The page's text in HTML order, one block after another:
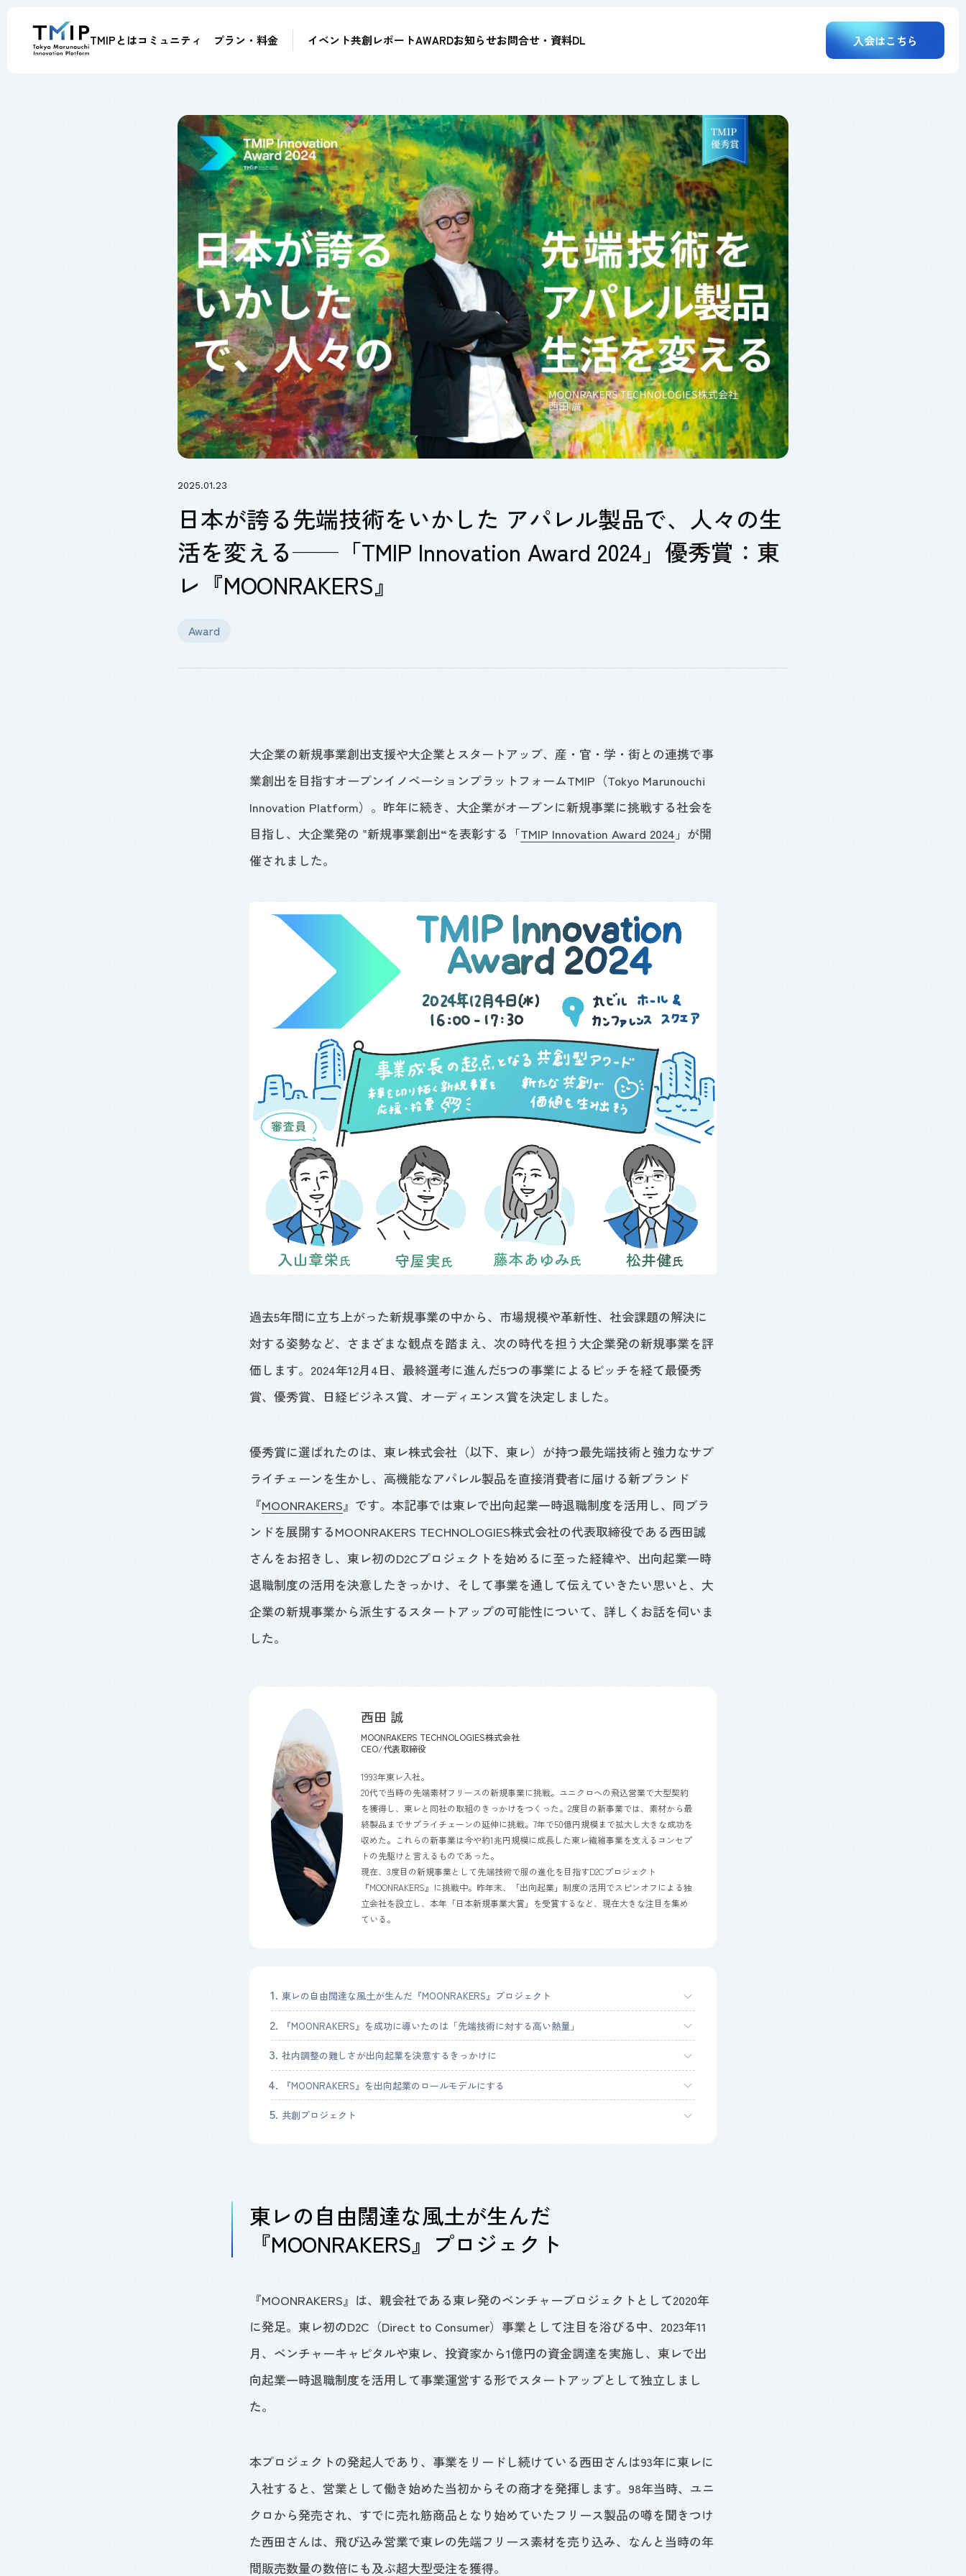
TMIPとはコミュニティ プラン・料金 イベント共創レポートAWARDお知らせお問合せ・資料DL 入会はこちら
2025.01.23
日本が誇る先端技術をいかした アパレル製品で、人々の生
活を変える——「TMIP Innovation Award 2024」優秀賞：東
レ『MOONRAKERS』
Award
大企業の新規事業創出支援や大企業とスタートアップ、産・官・学・街との連携で事
業創出を目指すオープンイノベーションプラットフォームTMIP （Tokyo Marunouchi
Innovation Platform）。昨年に続き、大企業がオープンに新規事業に挑戦する社会を
目指し、大企業発の ‟新規事業創出“を表彰する「TMIP Innovation Award 2024 」が開
催されました。
過去5年間に立ち上がった新規事業の中から、市場規模や革新性、社会課題の解決に
対する姿勢など、さまざまな観点を踏まえ、次の時代を担う大企業発の新規事業を評
価します。 2024年12月 4日、最終選考に進んだ5つの事業によるピッチを経て最優秀
賞、優秀賞、日経ビジネス賞、オーディエンス賞を決定しました。
優秀賞に選ばれたのは、東レ株式会社（以下、東レ）が持つ最先端技術と強力なサプ
ライチェーンを生かし、高機能なアパレル製品を直接消費者に届ける新ブランド
『MOONRAKERS』です。本記事では東レで出向起業一時退職制度を活用し、同ブラ
ンドを展開するMOONRAKERS TECHNOLOGIES株式会社の代表取締役である西田誠
さんをお招きし、東レ初のD2Cプロジェクトを始めるに至った経緯や、出向起業一時
退職制度の活用を決意したきっかけ、そして事業を通して伝えていきたい思いと、大
企業の新規事業から派生するスタートアップの可能性について、詳しくお話を伺いま
した。
西田 誠
MOONRAKERS TECHNOLOGIES株式会社
CEO/代表取締役
1993年東レ入社。
20代で当時の先端素材フリースの新規事業に挑戦。ユニクロへの飛込営業で大型契約
を獲得し、東レと同社の取組のきっかけをつくった。 2度目の新事業では、素材から最
終製品までサプライチェーンの延伸に挑戦。 7年で50億円規模まで拡大し大きな成功を
収めた。これらの新事業は今や約1兆円規模に成長した東レ繊維事業を支えるコンセプ
トの先駆けと言えるものであった。
現在、 3度目の新規事業として先端技術で服の進化を目指すD2Cプロジェクト
『MOONRAKERS』に挑戦中。昨年末、「出向起業」制度の活用でスピンオフによる独
立会社を設立し、本年「日本新規事業大賞」を受賞するなど、現在大きな注目を集め
ている。
東レの自由闊達な風土が生んだ『MOONRAKERS』プロジェクト
『MOONRAKERS』を成功に導いたのは「先端技術に対する高い熱量」
社内調整の難しさが出向起業を決意するきっかけに
『MOONRAKERS』を出向起業のロールモデルにする
共創プロジェクト
東レの自由闊達な風土が生んだ
『MOONRAKERS』プロジェクト
『MOONRAKERS 』は、親会社である東レ発のベンチャープロジェクトとして2020年
に発足。東レ初のD2C （Direct to Consumer）事業として注目を浴びる中、 2023年11
月、ベンチャーキャピタルや東レ、投資家から1億円の資金調達を実施し、東レで出
向起業一時退職制度を活用して事業運営する形でスタートアップとして独立しまし
た。
本プロジェクトの発起人であり、事業をリードし続けている西田さんは93年に東レに
入社すると、営業として働き始めた当初からその商才を発揮します。 98年当時、ユニ
クロから発売され、すでに売れ筋商品となり始めていたフリース製品の噂を聞きつけ
た西田さんは、飛び込み営業で東レの先端フリース素材を売り込み、なんと当時の年
間販売数量の数倍にも及ぶ超大型受注を獲得。